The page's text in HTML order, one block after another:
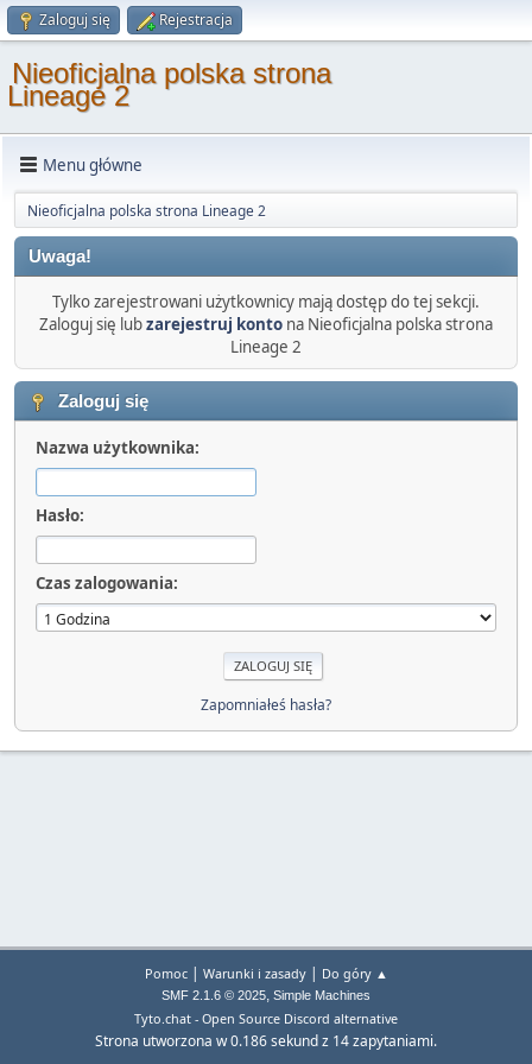
Zaloguj się Rejestracja
Nieoficjalna polska strona
Lineage 2
Menu główne
Nieoficjalna polska strona Lineage 2
Uwaga!
Tylko zarejestrowani użytkownicy mają dostęp do tej sekcji.
Zaloguj się lubzarejestruj konto na Nieoficjalna polska strona
Lineage 2
Zaloguj się
Nazwa użytkownika:
Hasło:
Czas zalogowania:
Zapomniałeś hasła?
Pomoc| Warunki i zasady| Do góry ▲
SMF 2.1.6 © 2025, Simple Machines
Tyto.chat - Open Source Discord alternative
Strona utworzona w 0.186 sekund z 14 zapytaniami.